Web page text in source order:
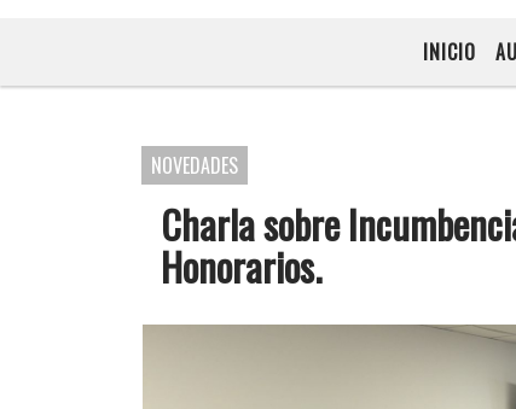
INICIO
NOVEDADES
Charla sobre
Honorarios.